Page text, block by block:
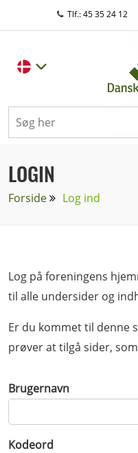
Tlf.: 45 35 24 12
LOGIN
Forside Log ind
Log på foreningens
til alle undersider og
Er du kommet til denne
prøver at tilgå sider,
Brugernavn
Kodeord